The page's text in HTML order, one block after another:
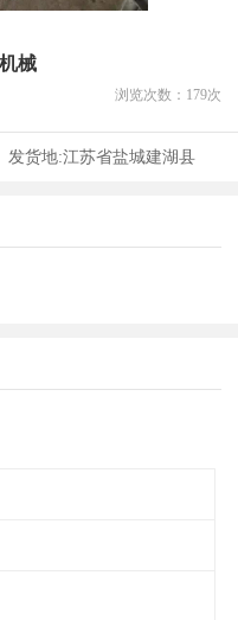
械
浏览次数： 179次
发货地:江苏省盐城建湖县